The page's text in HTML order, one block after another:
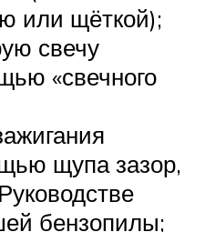
или щёткой);
свечу
«свечного
щупа зазор,
бензопилы;